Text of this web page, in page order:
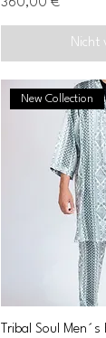
360,00 €
Nicht
New Collection
Tribal Soul Men´s